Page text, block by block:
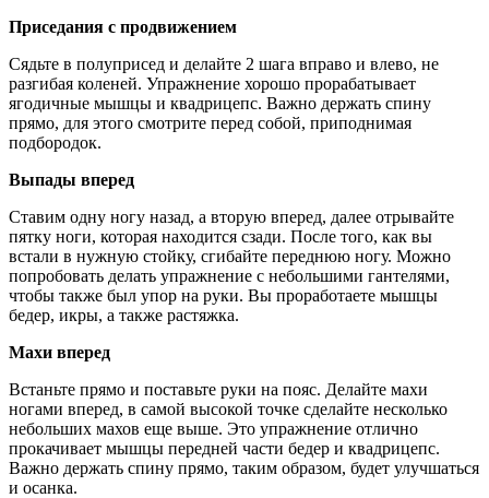
Приседания с продвижением
Сядьте в полуприсед и делайте 2 шага вправо и влево, не
разгибая коленей. Упражнение хорошо прорабатывает
ягодичные мышцы и квадрицепс. Важно держать спину
прямо, для этого смотрите перед собой, приподнимая
подбородок.
Выпады вперед
Ставим одну ногу назад, а вторую вперед, далее отрывайте
пятку ноги, которая находится сзади. После того, как вы
встали в нужную стойку, сгибайте переднюю ногу. Можно
попробовать делать упражнение с небольшими гантелями,
чтобы также был упор на руки. Вы проработаете мышцы
бедер, икры, а также растяжка.
Махи вперед
Встаньте прямо и поставьте руки на пояс. Делайте махи
ногами вперед, в самой высокой точке сделайте несколько
небольших махов еще выше. Это упражнение отлично
прокачивает мышцы передней части бедер и квадрицепс.
Важно держать спину прямо, таким образом, будет улучшаться
и осанка.